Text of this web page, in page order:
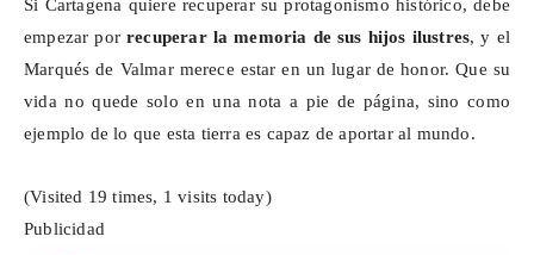
Si Cartagena quiere recuperar su protagonismo histórico, debe
empezar por recuperar la memoria de sus hijos ilustres, y el
Marqués de Valmarmerece estar en un lugar de honor. Que su
vida no quede solo en una nota a pie de página, sino como
ejemplo de lo que esta tierra es capaz de aportar al mundo.
(Visited 19 times, 1 visits today)
Publicidad